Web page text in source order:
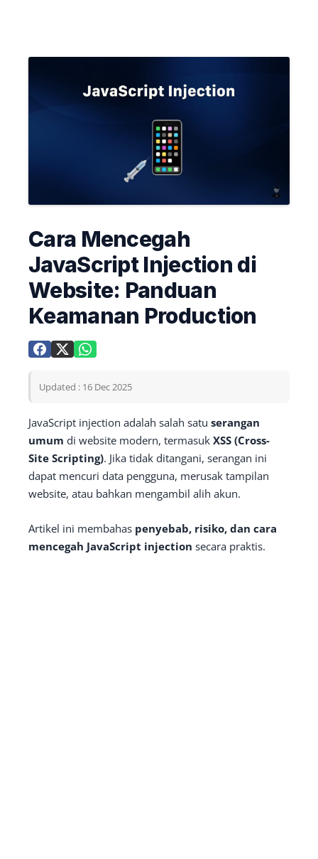
Cara Mencegah
JavaScript Injection di
Website: Panduan
Keamanan Production
Updated : 16 Dec 2025
JavaScript injection adalah salah satu serangan
umum di website modern, termasuk XSS (Cross-
Site Scripting). Jika tidak ditangani, serangan ini
dapat mencuri data pengguna, merusak tampilan
website, atau bahkan mengambil alih akun.
Artikel ini membahas penyebab, risiko, dan cara
mencegah JavaScript injection secara praktis.